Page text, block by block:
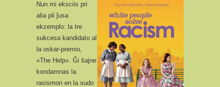
Nun mi eksciis pri
alia pli ĵusa
ekzemplo: la tre
sukcesa kandidato al
la oskar-premio,
«The Help». Ĝi ŝajne
kondamnas la
rasismon en la sudo